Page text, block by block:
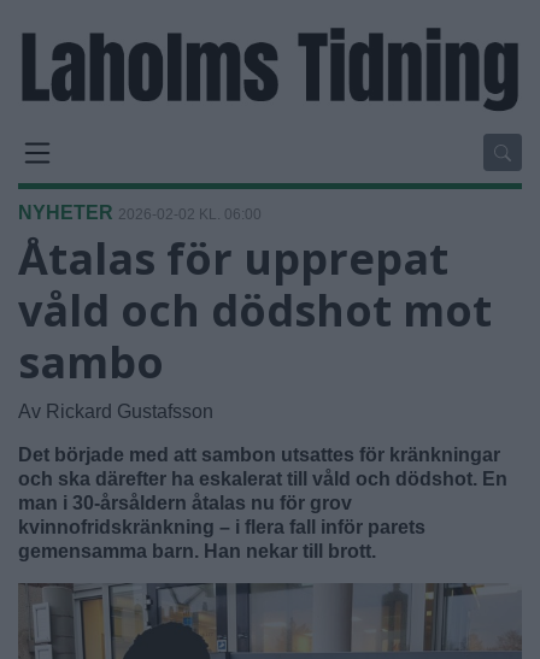
NYHETER 2026-02-02 KL. 06:00
Åtalas för upprepat
våld och dödshot mot
sambo
Av Rickard Gustafsson
Det började med att sambon utsattes för kränkningar
och ska därefter ha eskalerat till våld och dödshot. En
man i 30-årsåldern åtalas nu för grov
kvinnofridskränkning – i flera fall inför parets
gemensamma barn. Han nekar till brott.